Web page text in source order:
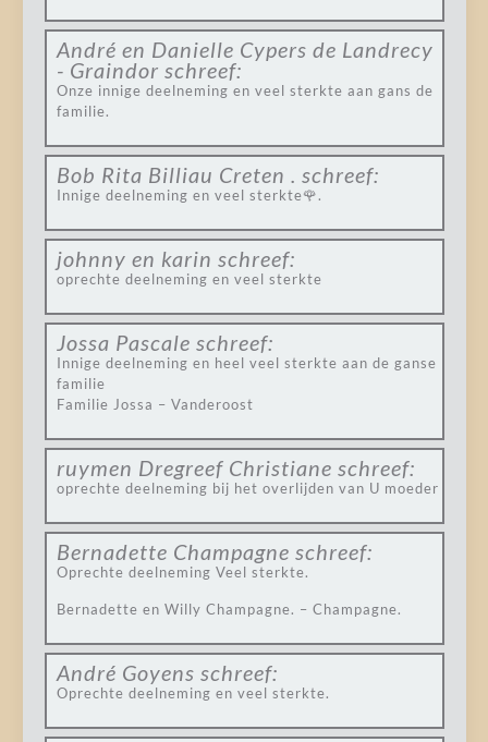
André en Danielle Cypers de Landrecy
- Graindor schreef:
Onze innige deelneming en veel sterkte aan gans de
familie.
Bob Rita Billiau Creten . schreef:
Innige deelneming en veel sterkte🌹.
johnny en karin schreef:
oprechte deelneming en veel sterkte
Jossa Pascale schreef:
Innige deelneming en heel veel sterkte aan de ganse
familie
Familie Jossa – Vanderoost
ruymen Dregreef Christiane schreef:
oprechte deelneming bij het overlijden van U moeder
Bernadette Champagne schreef:
Oprechte deelneming Veel sterkte.
Bernadette en Willy Champagne. – Champagne.
André Goyens schreef:
Oprechte deelneming en veel sterkte.